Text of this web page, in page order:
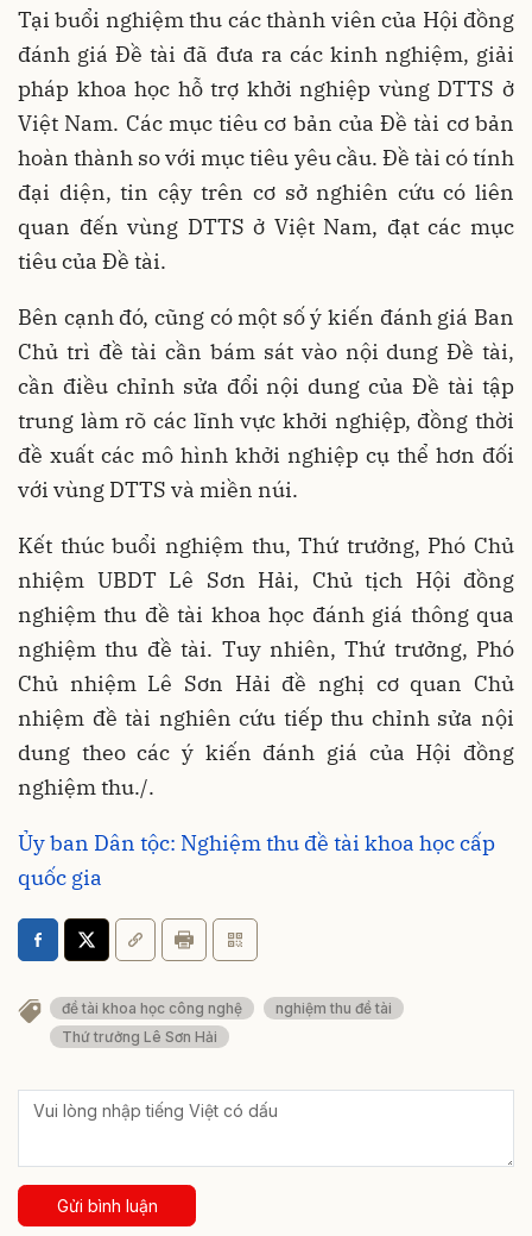
Tại buổi nghiệm thu các thành viên của Hội đồng
đánh giá Đề tài đã đưa ra các kinh nghiệm, giải
pháp khoa học hỗ trợ khởi nghiệp vùng DTTS ở
Việt Nam. Các mục tiêu cơ bản của Đề tài cơ bản
hoàn thành so với mục tiêu yêu cầu. Đề tài có tính
đại diện, tin cậy trên cơ sở nghiên cứu có liên
quan đến vùng DTTS ở Việt Nam, đạt các mục
tiêu của Đề tài.
Bên cạnh đó, cũng có một số ý kiến đánh giá Ban
Chủ trì đề tài cần bám sát vào nội dung Đề tài,
cần điều chỉnh sửa đổi nội dung của Đề tài tập
trung làm rõ các lĩnh vực khởi nghiệp, đồng thời
đề xuất các mô hình khởi nghiệp cụ thể hơn đối
với vùng DTTS và miền núi.
Kết thúc buổi nghiệm thu, Thứ trưởng, Phó Chủ
nhiệm UBDT Lê Sơn Hải, Chủ tịch Hội đồng
nghiệm thu đề tài khoa học đánh giá thông qua
nghiệm thu đề tài. Tuy nhiên, Thứ trưởng, Phó
Chủ nhiệm Lê Sơn Hải đề nghị cơ quan Chủ
nhiệm đề tài nghiên cứu tiếp thu chỉnh sửa nội
dung theo các ý kiến đánh giá của Hội đồng
nghiệm thu./.
Ủy ban Dân tộc: Nghiệm thu đề tài khoa học cấp
quốc gia
đề tài khoa học công nghệ
nghiệm thu đề tài
Thứ trưởng Lê Sơn Hải
Gửi bình luận